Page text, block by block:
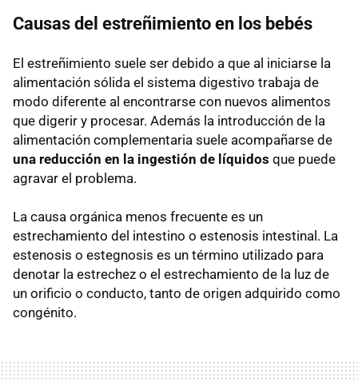
Causas del estreñimiento en los bebés
El estreñimiento suele ser debido a que al iniciarse la
alimentación sólida el sistema digestivo trabaja de
modo diferente al encontrarse con nuevos alimentos
que digerir y procesar. Además la introducción de la
alimentación complementaria suele acompañarse de
una reducción en la ingestión de líquidos que puede
agravar el problema.
La causa orgánica menos frecuente es un
estrechamiento del intestino o estenosis intestinal. La
estenosis o estegnosis es un término utilizado para
denotar la estrechez o el estrechamiento de la luz de
un orificio o conducto, tanto de origen adquirido como
congénito.